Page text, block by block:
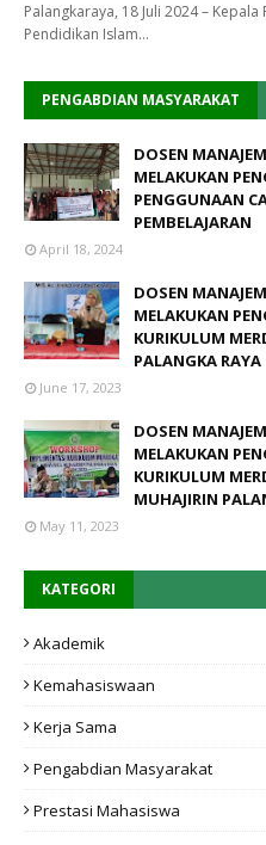
Palangkaraya, 18 Juli 2024 –
Pendidikan Islam…
PENGABDIAN MASYARAKAT
DOSEN
MELAKUKAN
PENGGUNAAN
PEMBELAJARAN
April 18, 2024
DOSEN
MELAKUKAN
KURIKULUM
PALANGKA RAYA
June 17, 2023
DOSEN
MELAKUKAN
KURIKULUM
MUHAJIRIN
May 11, 2023
KATEGORI
Akademik
Kemahasiswaan
Kerja Sama
Pengabdian Masyarakat
Prestasi Mahasiswa